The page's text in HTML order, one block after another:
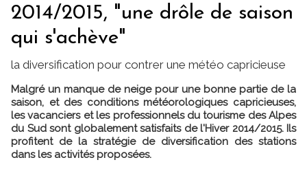
2014/2015, "une drôle de saison
qui s'achève"
la diversification pour contrer une météo capricieuse
Malgré un manque de neige pour une bonne partie de la
saison, et des conditions météorologiques capricieuses,
les vacanciers et les professionnels du tourisme des Alpes
du Sud sont globalement satisfaits de l'Hiver 2014/2015. Ils
profitent de la stratégie de diversification des stations
dans les activités proposées.